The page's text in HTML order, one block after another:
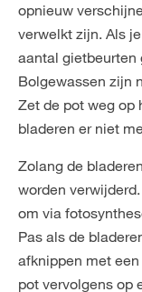
opnieuw
verwelkt zijn. Als
aantal gietbeurten
Bolgewassen zijn
Zet de pot weg op
bladeren er niet
Zolang de
worden
om via
Pas als de
afknippen met
pot vervolgens op